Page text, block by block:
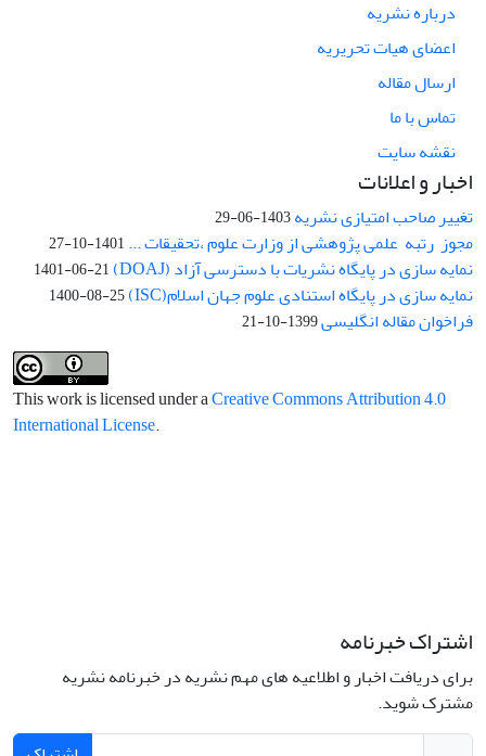
درباره نشریه
اعضای هیات تحریریه
ارسال مقاله
تماس با ما
نقشه سایت
اخبار و اعلانات
تغییر صاحب امتیازی نشریه1403-06-29
مجوز رتبه علمی پژوهشی از وزارت علوم ،تحقیقات ...1401-10-27
نمایه سازی در پایگاه نشریات با دسترسی آزاد (DOAJ) 1401-06-21
نمایه سازی در پایگاه استنادی علوم جهان اسلام(ISC) 1400-08-25
فراخوان مقاله انگلیسی1399-10-21
This work is licensed under aCreative Commons Attribution 4.0
International License.
اشتراک خبرنامه
برای دریافت اخبار و اطلاعیه های مهم نشریه در خبرنامه نشریه
مشترک شوید.